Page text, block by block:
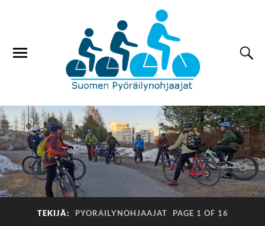
TEKIJÄ: PYORAILYNOHJAAJAT PAGE 1 OF 16